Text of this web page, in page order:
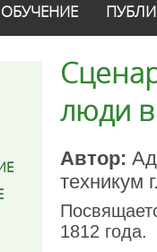
ОБУЧЕНИЕ
люди
Автор:
техникум
1812 года.